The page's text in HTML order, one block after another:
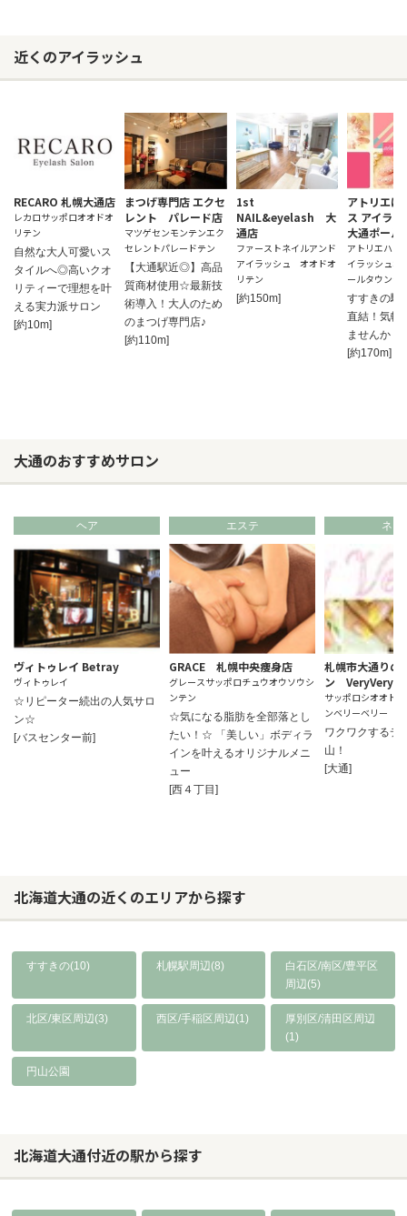
近くのアイラッシュ
RECARO 札幌大通店
レカロサッポロオオドオ
リテン
自然な大人可愛いス
タイルへ◎高いクオ
リティーで理想を叶
える実力派サロン
[約10m]
まつげ専門店 エクセ
レント パレード店
マツゲセンモンテンエク
セレントパレードテン
【大通駅近◎】高品
質商材使用☆最新技
術導入！大人のため
のまつげ専門店♪
[約110m]
1st
NAIL&eyelash 大
通店
ファーストネイルアンド
アイラッシュ オオドオ
リテン
[約150m]
アトリエは
ス アイラ
大通ポール
アトリエハル
イラッシュオ
ールタウンテ
すすきの駅
直結！気軽
ませんか？
[約170m]
大通のおすすめサロン
ヘア
ヴィトゥレイ Betray
ヴィトゥレイ
☆リピーター続出の人気サロ
ン☆
[バスセンター前]
エステ
GRACE 札幌中央痩身店
グレースサッポロチュウオウソウシ
ンテン
☆気になる脂肪を全部落とし
たい！☆ 「美しい」ボディラ
インを叶えるオリジナルメニ
ュー
[西４丁目]
ネイ
札幌市大通りの
ン VeryVery
サッポロシオオド
ンベリーベリー
ワクワクするデ
山！
[大通]
北海道大通の近くのエリアから探す
すすきの(10) 札幌駅周辺(8)
白石区/南区/豊平区
周辺(5)
北区/東区周辺(3) 西区/手稲区周辺(1)
厚別区/清田区周辺
(1)
円山公園
北海道大通付近の駅から探す